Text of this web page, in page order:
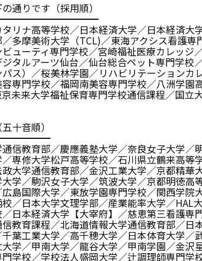
通りです（採用順）
リナ高等学校／日本経済大学／日本経
多摩美術大学（TCL)／東海アクシス看護
ューティ専門学校／宮崎福祉医療カレッ
タルアーツ仙台／仙台総合ペット専門学
ス）／桜美林学園／リハビリテーション
専門学校／福岡南美容専門学校／八洲学
未来大学福祉保育専門学校通信課程／国
十音順）
信教育部／慶應義塾大学／奈良女子大学
専修大学松戸高等学校／石川県立鶴来高
大学通信教育部／金沢工業大学／京都精
学／駒沢女子大学／筑波大学／京都明徳
島国際大学／東放学園専門学校／関西学
／日本大学文理学部／産業能率大学／
日本経済大学【大宰府】／慈恵第三看護
教育課程／北海道情報大学通信教育部／
葉工業大学／高千穂大学／日本体育大
学／甲南大学／龍谷大学／甲南学園／金
学校／学校法人盛岡大学／辻調理師専門